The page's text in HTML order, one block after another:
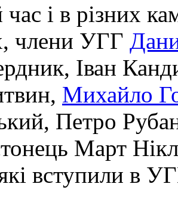
і в різних
члени УГГ
Іван
Михайло
Петро
Март
вступили в